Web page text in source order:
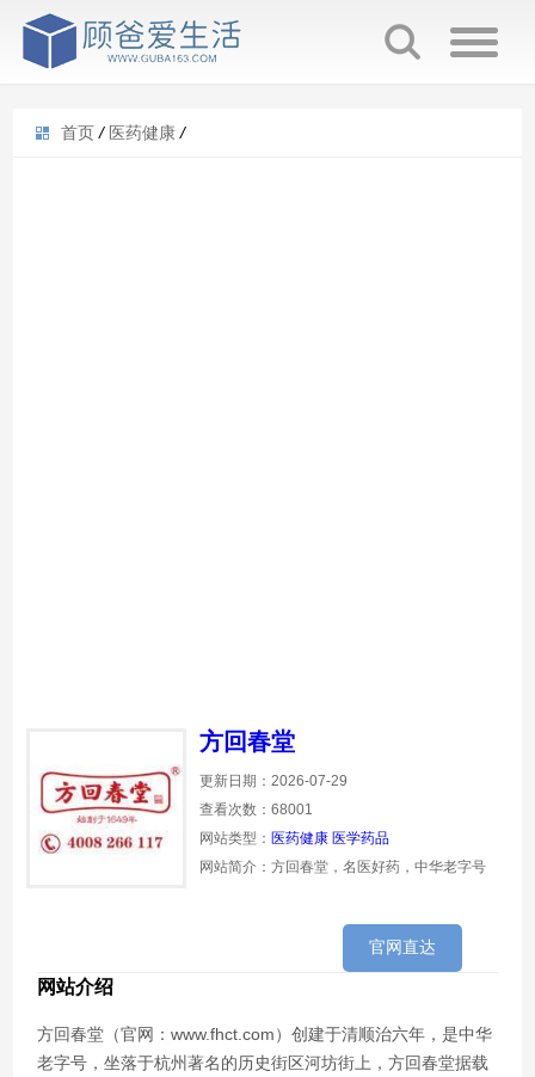
首页 / 医药健康 /
方回春堂
更新日期：2026-07-29
查看次数：68001
网站类型： 医药健康 医学药品
网站简介：方回春堂，名医好药，中华老字号
官网直达
网站介绍
方回春堂（官网：www.fhct.com）创建于清顺治六年，是中华
老字号，坐落于杭州著名的历史街区河坊街上，方回春堂据载